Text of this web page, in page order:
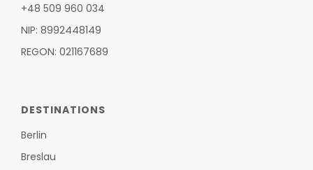
+48 509 960 034
NIP: 8992448149
REGON: 021167689
DESTINATIONS
Berlin
Breslau